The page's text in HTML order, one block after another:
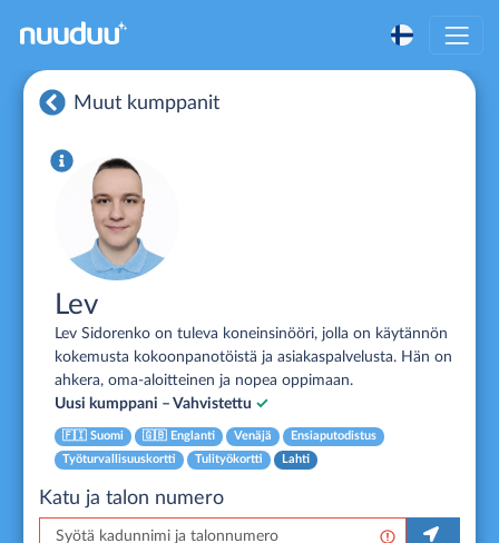
Muut kumppanit
Lev
Lev Sidorenko on tuleva koneinsinööri, jolla on käytännön
kokemusta kokoonpanotöistä ja asiakaspalvelusta. Hän on
ahkera, oma-aloitteinen ja nopea oppimaan.
Uusi kumppani – Vahvistettu ✓
🇫🇮Suomi 🇬🇧Englanti Venäjä Ensiaputodistus
Työturvallisuuskortti Tulityökortti Lahti
Katu ja talon numero